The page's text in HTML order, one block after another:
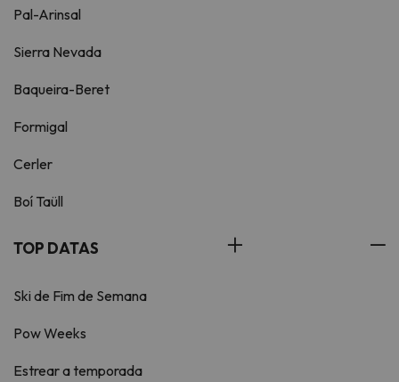
Pal-Arinsal
Sierra Nevada
Baqueira-Beret
Formigal
Cerler
Boí Taüll
TOP DATAS
Ski de Fim de Semana
Pow Weeks
Estrear a temporada